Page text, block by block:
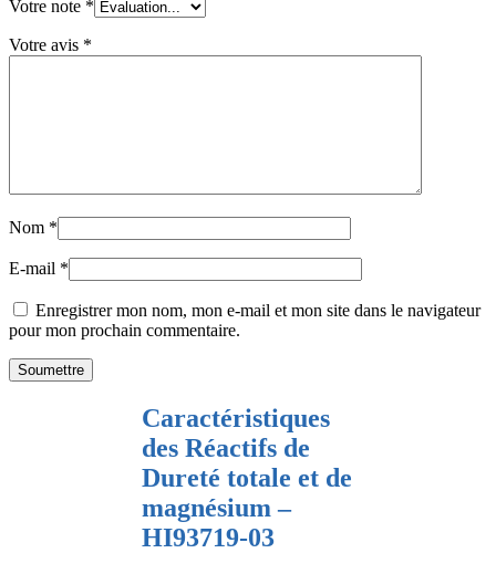
Votre note *
Votre avis *
Nom *
E-mail *
Enregistrer mon nom, mon e-mail et mon site dans le navigateur
pour mon prochain commentaire.
Caractéristiques
des Réactifs de
Dureté totale et de
magnésium –
HI93719-03